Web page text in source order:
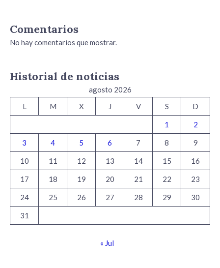
Comentarios
No hay comentarios que mostrar.
Historial de noticias
agosto 2026
L
M X J V S D
1 2
3 4 5 6 7 8 9
10 11 12 13 14 15 16
17 18 19 20 21 22 23
24 25 26 27 28 29 30
31
« Jul